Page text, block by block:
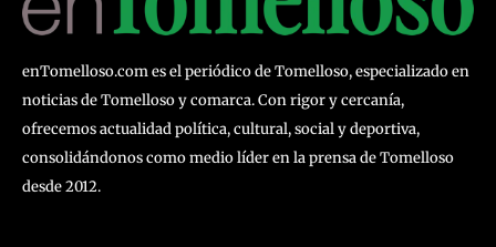
enTomelloso.com es el periódico de Tomelloso, especializado en
noticias de Tomelloso y comarca. Con rigor y cercanía,
ofrecemos actualidad política, cultural, social y deportiva,
consolidándonos como medio líder en la prensa de Tomelloso
desde 2012.